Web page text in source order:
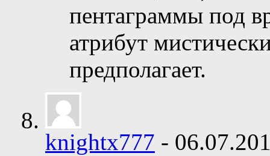
пентаграммы под
атрибут
предполагает.
knightx777 -